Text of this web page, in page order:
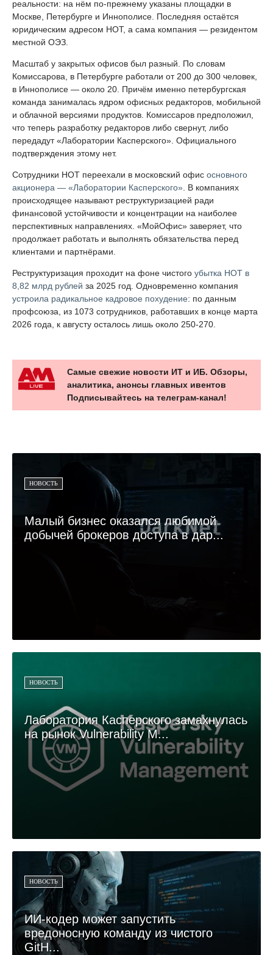
реальности: на нём по-прежнему указаны площадки в
Москве, Петербурге и Иннополисе. Последняя остаётся
юридическим адресом НОТ, а сама компания — резидентом
местной ОЭЗ.
Масштаб у закрытых офисов был разный. По словам
Комиссарова, в Петербурге работали от 200 до 300 человек,
в Иннополисе — около 20. Причём именно петербургская
команда занималась ядром офисных редакторов, мобильной
и облачной версиями продуктов. Комиссаров предположил,
что теперь разработку редакторов либо свернут, либо
передадут «Лаборатории Касперского». Официального
подтверждения этому нет.
Сотрудники НОТ переехали в московский офис основного
акционера — «Лаборатории Касперского» . В компаниях
происходящее называют реструктуризацией ради
финансовой устойчивости и концентрации на наиболее
перспективных направлениях. «МойОфис» заверяет, что
продолжает работать и выполнять обязательства перед
клиентами и партнёрами.
Реструктуризация проходит на фоне чистого убытка НОТ в
8,82 млрд рублей за 2025 год. Одновременно компания
устроила радикальное кадровое похудение: по данным
профсоюза, из 1073 сотрудников, работавших в конце марта
2026 года, к августу осталось лишь около 250-270.
Самые свежие новости ИТ и ИБ. Обзоры,
аналитика, анонсы главных ивентов
Подписывайтесь на телеграм-канал!
НОВОСТЬ
Малый бизнес оказался любимой
добычей брокеров доступа в дар...
НОВОСТЬ
Лаборатория Касперского замахнулась
на рынок Vulnerability M...
НОВОСТЬ
ИИ-кодер может запустить
вредоносную команду из чистого
GitH...